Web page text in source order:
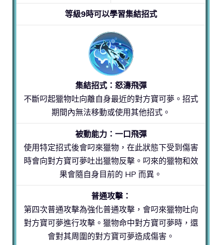
等級9時可以學習集結招式
集結招式：怒濤飛彈
不斷叼起獵物吐向離自身最近的對方寶可夢。招式
期間內無法移動或使用其他招式。
被動能力：一口飛彈
使用特定招式後會叼來獵物，在此狀態下受到傷害
時會向對方寶可夢吐出獵物反擊。叼來的獵物和效
果會隨自身目前的 HP 而異。
普通攻擊：
第四次普通攻擊為強化普通攻擊，會叼來獵物吐向
對方寶可夢進行攻擊。獵物命中對方寶可夢時，還
會對其周圍的對方寶可夢造成傷害。